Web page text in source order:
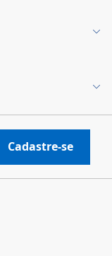
Cadastre-se